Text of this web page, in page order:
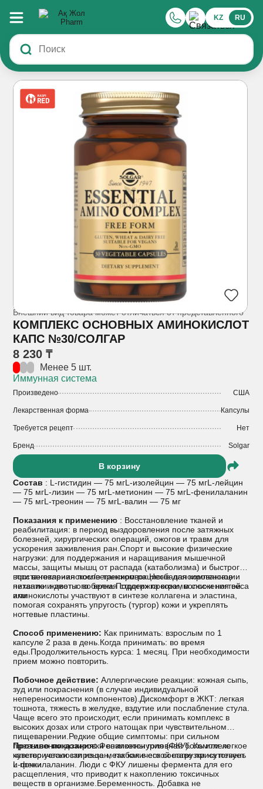
KZ RU
Внешний вид товара может отличаться от представленного
КОМПЛЕКС ОСНОВНЫХ АМИНОКИСЛОТ
КАПС №30/СОЛГАР
8 230 ₸
Менее 5 шт.
Иммунная система
Произведено США
Лекарственная форма Капсулы
Требуется рецепт Нет
Бренд Solgar
В корзину
Состав : L-гистидин — 75 мгL-изолейцин — 75 мгL-лейцин
— 75 мгL-лизин — 75 мгL-метионин — 75 мгL-фенилаланин
— 75 мгL-треонин — 75 мгL-валин — 75 мг
Показания к применению : Восстановление тканей и
реабилитация: в период выздоровления после затяжных
болезней, хирургических операций, ожогов и травм для
ускорения заживления ран.Спорт и высокие физические
нагрузки: для поддержания и наращивания мышечной
массы, защиты мышц от распада (катаболизма) и быстрого
восстановления после тренировок.Несбалансированное
питание и диеты: во время строгих программ снижения веса
или
при вегетарианском/веганском рационе для компенсации
нехватки животного белка.Поддержка кожи, волос и ногтей:
аминокислоты участвуют в синтезе коллагена и эластина,
помогая сохранять упругость (тургор) кожи и укреплять
ногтевые пластины.
Способ применению: Как принимать: взрослым по 1
капсуле 2 раза в день.Когда принимать: во время
еды.Продолжительность курса: 1 месяц. При необходимости
прием можно повторить.
Побочное действие:Аллергические реакции: кожная сыпь,
зуд или покраснения (в случае индивидуальной
непереносимости компонентов).Дискомфорт в ЖКТ: легкая
тошнота, тяжесть в желудке, вздутие или послабление стула.
Чаще всего это происходит, если принимать комплекс в
высоких дозах или строго натощак при чувствительном
пищеварении. Редкие общие симптомы: при сильном
превышении дозировки возможны головная боль или легкое
чувство усталости из-за метаболической нагрузки на печень
и почки
Противо показания:Фенилкетонурия (ФКУ). Комплекс
категорически запрещен, так как в его составе присутствует
L-фенилаланин. Люди с ФКУ лишены фермента для его
расщепления, что приводит к накоплению токсичных
веществ в организме.Беременность. Добавка не